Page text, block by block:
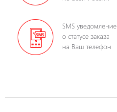
SMS уведомление
о статусе заказа
на Ваш телефон